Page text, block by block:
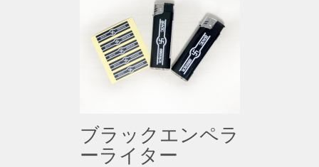
ブラックエンペラ
ーライター